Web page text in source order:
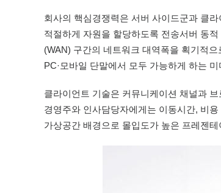
회사의 핵심경쟁력은 서버 사이드군과 클
적절하게 자원을 할당하도록 전송서버 동
(WAN) 구간의 네트워크 대역폭을 획기적
PC·모바일 단말에서 모두 가능하게 하는
클라이언트 기술은 커뮤니케이션 채널과
경영주와 인사담당자에게는 이동시간, 비
가상공간 배경으로 몰입도가 높은 프레젠